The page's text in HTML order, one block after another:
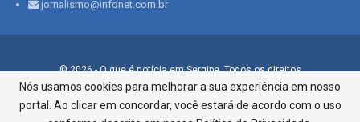
jornalismo@infonet.com.br
© 2026 - O que é notícia em Sergipe. Todos os direitos
reservados.
Infonet - Rua Monsenhor Silveira 276, Bairro São José |
Nós usamos cookies para melhorar a sua experiência em nosso
portal. Ao clicar em concordar, você estará de acordo com o uso